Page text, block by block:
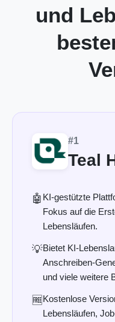
und
#1
Teal
🤖 KI-gestützte
Fokus auf die
Lebensläufen.
💡Bietet KI-
Anschreiben-
und viele weitere
🆓Kostenlose
Lebensläufen,